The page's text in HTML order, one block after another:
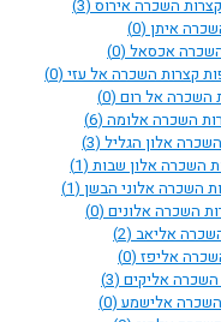
השכרה אירוס (3)
איתן (0)
אכסאל (0)
קצרות השכרה אל עזי (0)
השכרה אל רום (0)
השכרה אלומה (6)
אלון הגליל (3)
השכרה אלון שבות (1)
השכרה אלוני הבשן (1)
השכרה אלונים (0)
אליאב (2)
אליפז (0)
השכרה אליקים (3)
אלישמע (0)